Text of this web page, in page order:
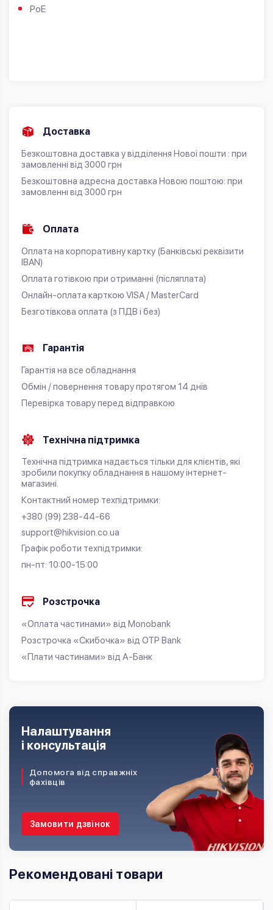
PoE
Доставка
Безкоштовна доставка у відділення Нової пошти : при
замовленні від 3000 грн
Безкоштовна адресна доставка Новою поштою: при
замовленні від 3000 грн
Оплата
Оплата на корпоративну картку (Банківські реквізити
IBAN)
Оплата готівкою при отриманні (післяплата)
Онлайн-оплата карткою VISA / MasterCard
Безготівкова оплата (з ПДВ і без)
Гарантія
Гарантія на все обладнання
Обмін / повернення товару протягом 14 днів
Перевірка товару перед відправкою
Технічна підтримка
Технічна підтримка надається тільки для клієнтів, які
зробили покупку обладнання в нашому інтернет-
магазині.
Контактний номер техпідтримки:
+380 (99) 238-44-66
support@hikvision.co.ua
Графік роботи техпідтримки:
пн-пт: 10:00-15:00
Розстрочка
«Оплата частинами» від Monobank
Розстрочка «Скибочка» від OTP Bank
«Плати частинами» від А-Банк
Допомога від справжніх
фахівців
Налаштування
і консультація
Замовити дзвінок
Рекомендовані товари